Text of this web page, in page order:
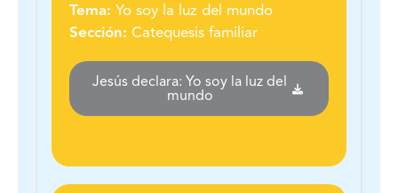
Tema: Yo soy la luz del mundo
Sección: Catequesis familiar
Jesús declara: Yo soy la luz del
mundo